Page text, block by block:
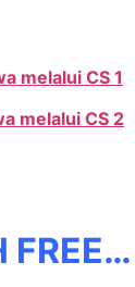
melalui CS 1
melalui CS 2
FREE…